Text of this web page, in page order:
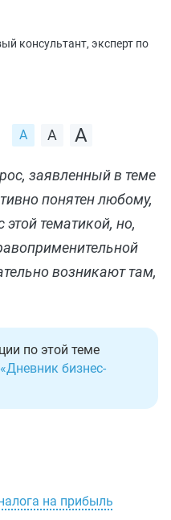
консультант, эксперт по
заявленный в теме
понятен любому,
этой тематикой, но,
возникают там,
по этой теме
бизнес-
на прибыль